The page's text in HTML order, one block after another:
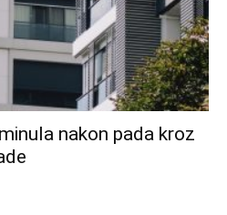
nakon pada kroz